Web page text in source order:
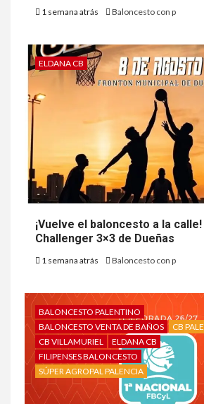
1 semana atrás Baloncesto con p
ELDANA CB
¡Vuelve el baloncesto a la calle!
Challenger 3×3 de Dueñas
1 semana atrás Baloncesto con p
BALONCESTO PALENTINO
BALONCESTO VENTA DE BAÑOS
CB
CB VILLAMURIEL
ELDANA CB
FILIPENSES BALONCESTO
SÚPER AGROPAL PALENCIA